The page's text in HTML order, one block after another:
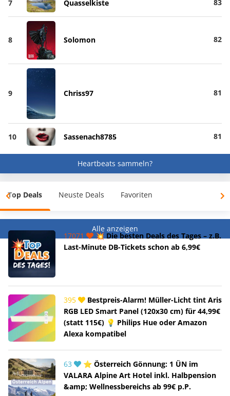
7 Quasselkiste 83
8 Solomon 82
9 Chriss97 81
10 Sassenach8785 81
Heartbeats sammeln?
Top Deals Neuste Deals Favoriten
Alle anzeigen
17071
💥 Die besten Deals des Tages – z.B.
Last-Minute DB-Tickets schon ab 6,99€
395
Bestpreis-Alarm! Müller-Licht tint Aris
RGB LED Smart Panel (120x30 cm) für 44,99€
(statt 115€) 💡 Philips Hue oder Amazon
Alexa kompatibel
63
⭐ Österreich Gönnung: 1 ÜN im
VALARA Alpine Art Hotel inkl. Halbpension
&amp; Wellnessbereichs ab 99€ p.P.